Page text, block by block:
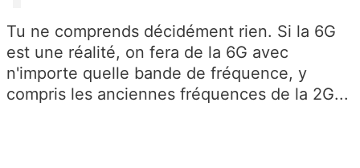
Tu ne comprends décidément rien. Si la 6G
est une réalité, on fera de la 6G avec
n'importe quelle bande de fréquence, y
compris les anciennes fréquences de la 2G...